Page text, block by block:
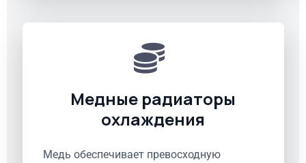
Медные радиаторы
охлаждения
Медь обеспечивает превосходную